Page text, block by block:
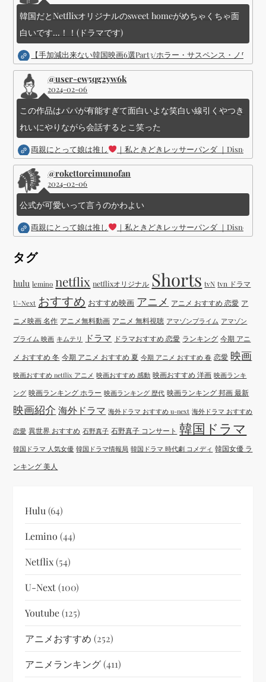
韓国だとNetflixオリジナルのsweet homeがめちゃくちゃ面
白いです...！！(ドラマです)
【手加減出来ない韓国映画6選Part3/ホラー・サスペンス・ノワー
@user-ew5qg2yw6k
2024-02-06
この作品はパパが有能すぎて面白いよな笑白い線引くやつき
れいにやりながら会話するとこ笑った
両親にとって娘は推し ｜私ときどきレッサーパンダ ｜Disney (
@rokettoreimunofan
2024-02-06
公式が可愛いって言うのかわよい
両親にとって娘は推し ｜私ときどきレッサーパンダ ｜Disney (
タグ
hulu lemino netflix netflixオリジナル Shorts tvN tvn ドラマ
U-Next おすすめ おすすめ映画 アニメ アニメ おすすめ 恋愛 ア
ニメ映画 名作 アニメ無料動画 アニメ 無料視聴 アマゾンプライム アマゾン
プライム 映画 キムテリ ドラマ ドラマおすすめ 恋愛 ランキング 今期 アニ
メ おすすめ 冬 今期 アニメ おすすめ 夏 今期 アニメ おすすめ 春 恋愛 映画
映画おすすめ netflix アニメ 映画おすすめ 感動 映画おすすめ 洋画 映画ランキ
ング 映画ランキング ホラー 映画ランキング 歴代 映画ランキング 邦画 最新
映画紹介 海外ドラマ 海外ドラマ おすすめ u-next 海外ドラマ おすすめ
恋愛 異世界 おすすめ 石野真子 石野真子 コンサート 韓国ドラマ
韓国ドラマ 人気女優 韓国ドラマ情報局 韓国ドラマ 時代劇 コメディ 韓国女優 ラ
ンキング 美人
Hulu (64)
Lemino (44)
Netflix(54)
U-Next(100)
Youtube(125)
アニメおすすめ (252)
アニメランキング(411)